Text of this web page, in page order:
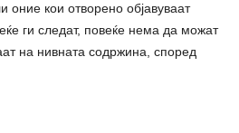
кои отворено објавуваат
ги следат, повеќе нема да можат
на нивната содржина, според